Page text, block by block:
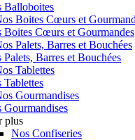
Balloboites
Boites Cœurs et Gourmandes
Palets, Barres et Bouchées
Tablettes
Gourmandises
plus
Nos Confiseries